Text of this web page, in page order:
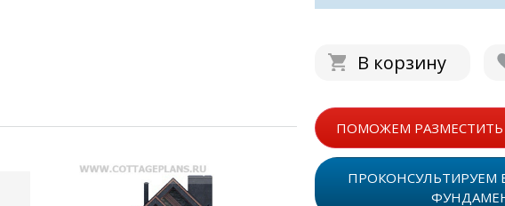
В корзину
ПОМОЖЕМ РАЗМЕСТИТЬ
ПРОКОНСУЛЬТИРУЕМ